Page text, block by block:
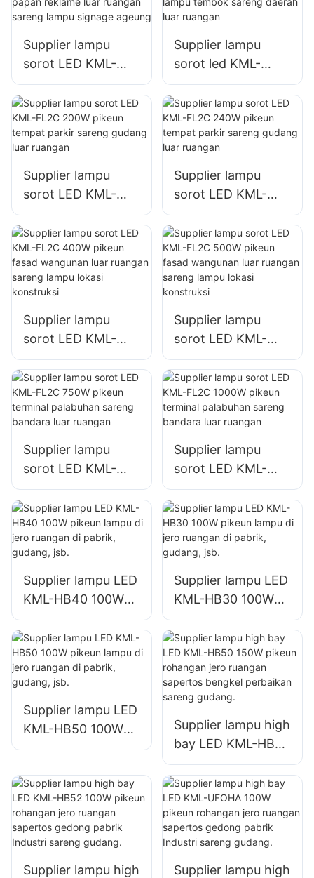
lampu signage
Supplier lampu
sorot LED KML-
FL2C 100W pikeun
papan reklame luar
ruangan sareng
lampu signage
Supplier lampu
sorot led KML-
FL2C 150W pikeun
lampu témbok
sareng daérah luar
ruangan
Supplier lampu
sorot LED KML-
FL2C 200W pikeun
tempat parkir
sareng gudang luar
ruangan
Supplier lampu
sorot LED KML-
FL2C 240W pikeun
tempat parkir
sareng gudang luar
ruangan
Supplier lampu
sorot LED KML-
FL2C 400W pikeun
fasad wangunan
luar ruangan
sareng lampu lokasi
Supplier lampu
sorot LED KML-
FL2C 500W pikeun
fasad wangunan
luar ruangan
sareng lampu lokasi
Supplier lampu
sorot LED KML-
FL2C 750W pikeun
terminal palabuhan
sareng bandara
luar ruangan
Supplier lampu
sorot LED KML-
FL2C 1000W
pikeun terminal
palabuhan sareng
bandara luar
Supplier lampu LED
KML-HB40 100W
pikeun lampu di
jero ruangan di
pabrik, gudang, jsb.
Supplier lampu LED
KML-HB30 100W
pikeun lampu di
jero ruangan di
pabrik, gudang, jsb.
Supplier lampu LED
KML-HB50 100W
pikeun lampu di
pabrik, gudang, jsb.
Supplier lampu high
bay LED KML-HB50
150W pikeun
rohangan jero
ruangan sapertos
bengkel perbaikan
sareng gudang.
Supplier lampu high
Supplier lampu high